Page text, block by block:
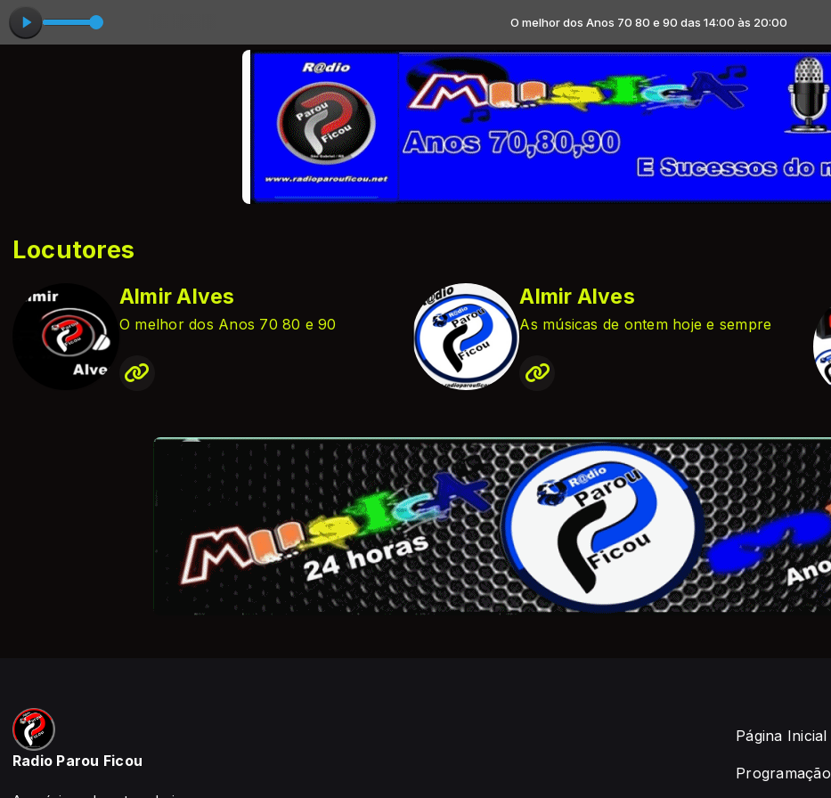
O melhor dos Anos 70 80 e 90 das 14:00 às 20:00
Locutores
Almir Alves
O melhor dos Anos 70 80 e 90
Almir Alves
As músicas de ontem hoje e sempre
Radio Parou Ficou
Página Inicial
Programação